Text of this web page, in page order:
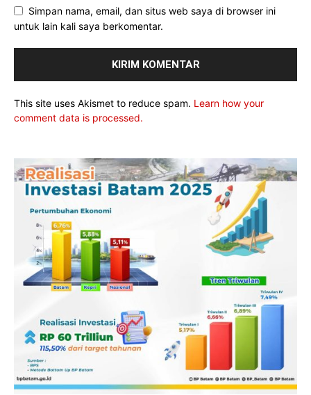
Simpan nama, email, dan situs web saya di browser ini
untuk lain kali saya berkomentar.
This site uses Akismet to reduce spam. Learn how your
comment data is processed.